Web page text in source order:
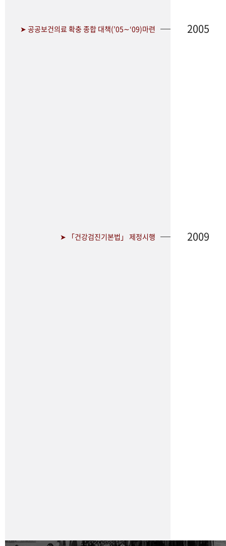
➤ 공공보건의료 확충 종합 대책(’05∼‘09)마련 2005
➤ 「건강검진기본법」 제정시행 2009